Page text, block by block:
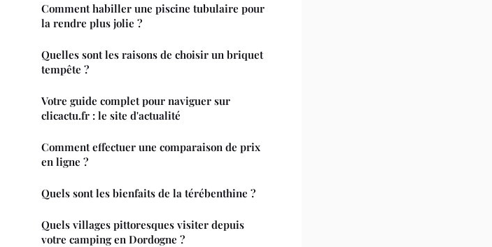
Comment habiller une piscine tubulaire pour
la rendre plus jolie ?
Quelles sont les raisons de choisir un briquet
tempête ?
Votre guide complet pour naviguer sur
clicactu.fr : le site d'actualité
Comment effectuer une comparaison de prix
en ligne ?
Quels sont les bienfaits de la térébenthine ?
Quels villages pittoresques visiter depuis
votre camping en Dordogne ?